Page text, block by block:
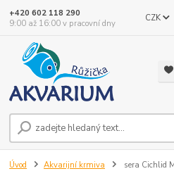
CZK
+420 602 118 290
9:00 až 16:00 v pracovní dny
Úvod Akvarijní krmiva sera Cichlid